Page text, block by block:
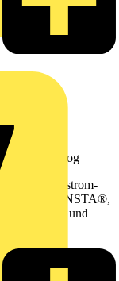
Produktkatalog
Hochstrom-
WINSTA®,
Zubehör und